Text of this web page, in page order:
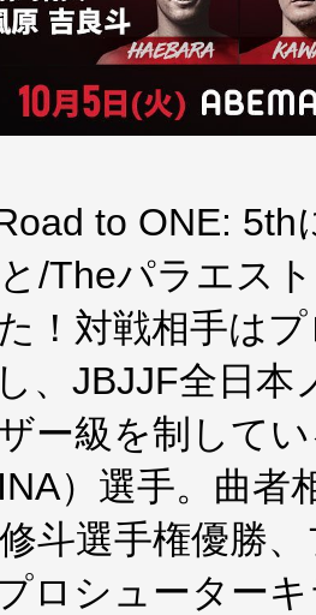
to ONE: 5th
/Theパラエス
！対戦相手は
、JBJJF全日
ー級を制して
）選手。曲者
斗選手権優勝
ロシューター